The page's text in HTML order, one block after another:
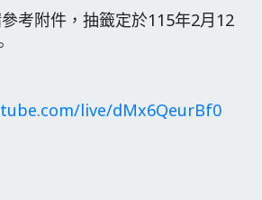
考附件，抽籤定於115年2月12
live/dMx6QeurBf0